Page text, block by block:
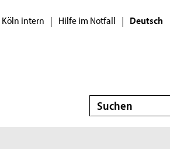
Köln intern | Hilfe im Notfall | Deutsch
Suche